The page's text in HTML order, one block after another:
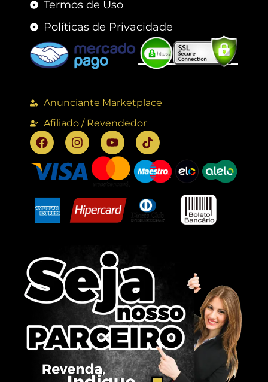
Termos de Uso
Políticas de Privacidade
Anunciante Marketplace
Afiliado / Revendedor